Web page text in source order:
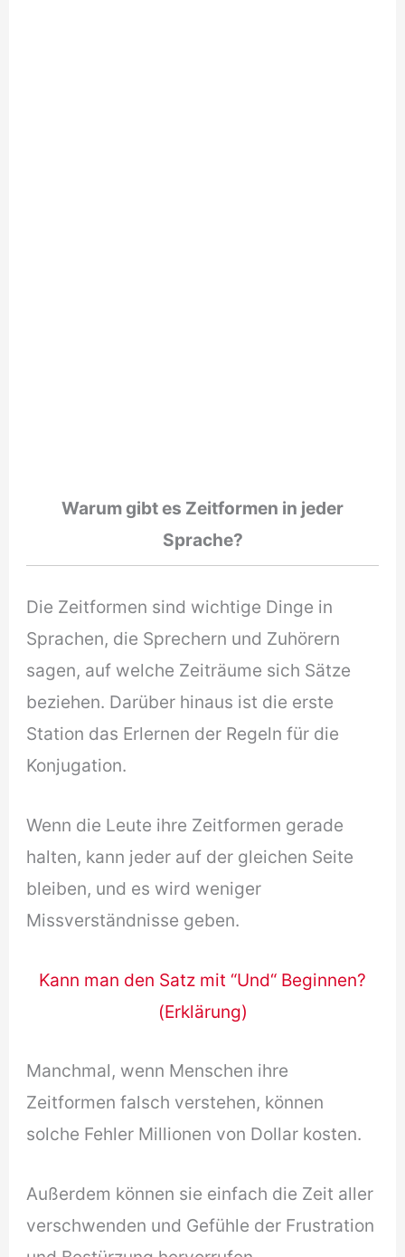
Warum gibt es Zeitformen in jeder
Sprache?
Die Zeitformen sind wichtige Dinge in
Sprachen, die Sprechern und Zuhörern
sagen, auf welche Zeiträume sich Sätze
beziehen. Darüber hinaus ist die erste
Station das Erlernen der Regeln für die
Konjugation.
Wenn die Leute ihre Zeitformen gerade
halten, kann jeder auf der gleichen Seite
bleiben, und es wird weniger
Missverständnisse geben.
Kann man den Satz mit “Und“ Beginnen?
(Erklärung)
Manchmal, wenn Menschen ihre
Zeitformen falsch verstehen, können
solche Fehler Millionen von Dollar kosten.
Außerdem können sie einfach die Zeit aller
verschwenden und Gefühle der Frustration